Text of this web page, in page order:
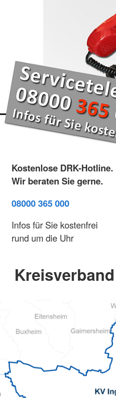
Kostenlose DRK-Hotline.
Wir beraten Sie gerne.
08000 365 000
Infos für Sie kostenfrei
rund um die Uhr